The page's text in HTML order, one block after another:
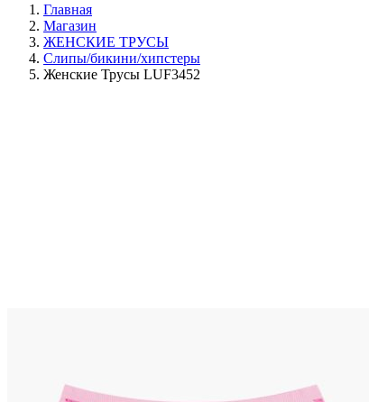
Главная
Магазин
ЖЕНСКИЕ ТРУСЫ
Слипы/бикини/хипстеры
Женские Трусы LUF3452